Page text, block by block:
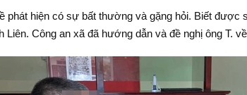
phát hiện có sự bất thường và gặng hỏi. Biết được
Liên. Công an xã đã hướng dẫn và đề nghị ông T.